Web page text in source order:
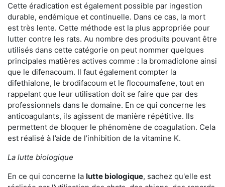
Cette éradication est également possible par ingestion
durable, endémique et continuelle. Dans ce cas, la mort
est très lente. Cette méthode est la plus appropriée pour
lutter contre les rats. Au nombre des produits pouvant être
utilisés dans cette catégorie on peut nommer quelques
principales matières actives comme : la bromadiolone ainsi
que le difenacoum. Il faut également compter la
difethialone, le brodifacoum et le flocoumafene, tout en
rappelant que leur utilisation doit se faire que par des
professionnels dans le domaine. En ce qui concerne les
anticoagulants, ils agissent de manière répétitive. Ils
permettent de bloquer le phénomène de coagulation. Cela
est réalisé à l’aide de l’inhibition de la vitamine K.
La lutte biologique
En ce qui concerne la lutte biologique, sachez qu'elle est